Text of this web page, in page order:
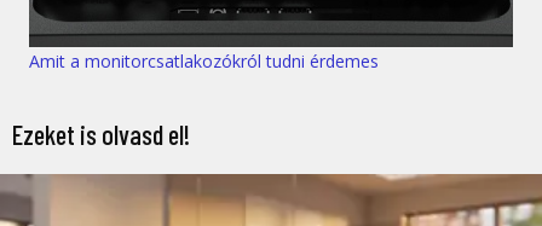
Amit a monitorcsatlakozókról tudni érdemes
Ezeket is olvasd el!